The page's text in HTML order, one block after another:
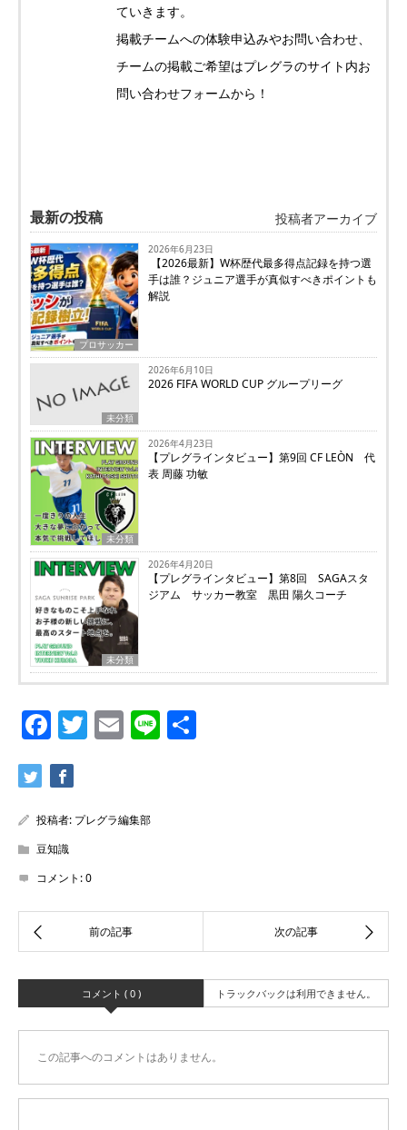
ていきます。
掲載チームへの体験申込みやお問い合わせ、
チームの掲載ご希望はプレグラのサイト内お
問い合わせフォームから！
最新の投稿 投稿者アーカイブ
プロサッカー
2026年6月23日
【2026最新】W杯歴代最多得点記録を持つ選
手は誰？ジュニア選手が真似すべきポイントも
解説
未分類
2026年6月10日
2026 FIFA WORLD CUP グループリーグ
未分類
2026年4月23日
【プレグラインタビュー】第9回 CF LEÒN 代
表 周藤 功敏
未分類
2026年4月20日
【プレグラインタビュー】第8回 SAGAスタ
ジアム サッカー教室 黒田 陽久コーチ
Facebook
Twitter
Email
Line
投稿者: プレグラ編集部
豆知識
コメント:0
コメント ( 0 ) トラックバックは利用できません。
この記事へのコメントはありません。